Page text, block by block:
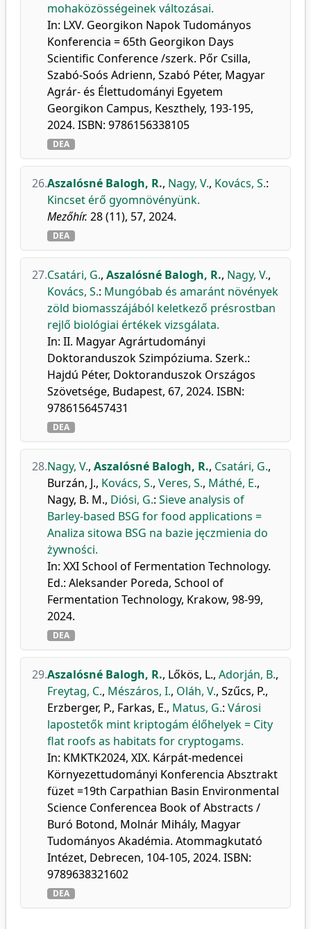
mohaközösségeinek változásai.
In: LXV. Georgikon Napok Tudományos
Konferencia = 65th Georgikon Days
Scientific Conference /szerk. Pőr Csilla,
Szabó-Soós Adrienn, Szabó Péter, Magyar
Agrár- és Élettudományi Egyetem
Georgikon Campus, Keszthely, 193-195,
2024. ISBN: 9786156338105
DEA
26.Aszalósné Balogh, R., Nagy, V., Kovács, S.:
Kincset érő gyomnövényünk.
Mezőhír. 28 (11), 57, 2024.
DEA
27.Csatári, G., Aszalósné Balogh, R., Nagy, V.,
Kovács, S.: Mungóbab és amaránt növények
zöld biomasszájából keletkező présrostban
rejlő biológiai értékek vizsgálata.
In: II. Magyar Agrártudományi
Doktoranduszok Szimpóziuma. Szerk.:
Hajdú Péter, Doktoranduszok Országos
Szövetsége, Budapest, 67, 2024. ISBN:
9786156457431
DEA
28.Nagy, V., Aszalósné Balogh, R., Csatári, G.,
Burzán, J., Kovács, S., Veres, S., Máthé, E.,
Nagy, B. M., Diósi, G.: Sieve analysis of
Barley-based BSG for food applications =
Analiza sitowa BSG na bazie jęczmienia do
żywności.
In: XXI School of Fermentation Technology.
Ed.: Aleksander Poreda, School of
Fermentation Technology, Krakow, 98-99,
2024.
DEA
29.Aszalósné Balogh, R., Lőkös, L., Adorján, B.,
Freytag, C., Mészáros, I., Oláh, V., Szűcs, P.,
Erzberger, P., Farkas, E., Matus, G.: Városi
lapostetők mint kriptogám élőhelyek = City
flat roofs as habitats for cryptogams.
In: KMKTK2024, XIX. Kárpát-medencei
Környezettudományi Konferencia Absztrakt
füzet =19th Carpathian Basin Environmental
Science Conferencea Book of Abstracts /
Buró Botond, Molnár Mihály, Magyar
Tudományos Akadémia. Atommagkutató
Intézet, Debrecen, 104-105, 2024. ISBN:
9789638321602
DEA